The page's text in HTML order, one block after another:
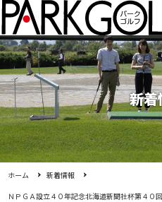
新着
ホーム
新着情報
ＮＰＧＡ設立４０年記念北海道新聞社杯第４